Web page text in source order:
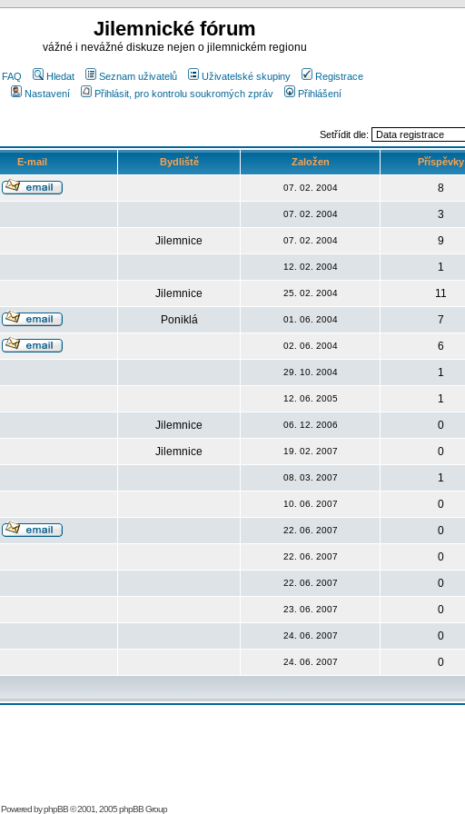
Jilemnické fórum
vážné i nevážné diskuze nejen o jilemnickém regionu
FAQ Hledat Seznam uživatelů Uživatelské skupiny
Registrace
Nastavení
Přihlásit, pro kontrolu soukromých zpráv Přihlášení
Setřídit dle:
E-mail Bydliště Založen Příspěvky
07. 02. 2004 8
07. 02. 2004 3
Jilemnice 07. 02. 2004 9
12. 02. 2004 1
Jilemnice 25. 02. 2004 11
Poniklá 01. 06. 2004 7
02. 06. 2004 6
29. 10. 2004 1
12. 06. 2005 1
Jilemnice 06. 12. 2006 0
Jilemnice 19. 02. 2007 0
08. 03. 2007 1
10. 06. 2007 0
22. 06. 2007 0
22. 06. 2007 0
22. 06. 2007 0
23. 06. 2007 0
24. 06. 2007 0
24. 06. 2007 0
Powered byphpBB© 2001, 2005 phpBB Group